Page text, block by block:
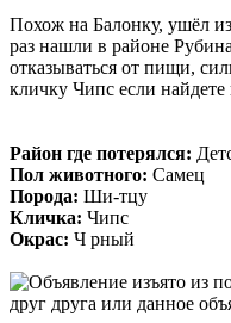
Похож на Балонку, ушёл
раз нашли в районе
отказываться от пищи,
кличку Чипс если
Район где потерялся:
Пол животного: Самец
Порода: Ши-тцу
Кличка: Чипс
Окрас: Ч рный